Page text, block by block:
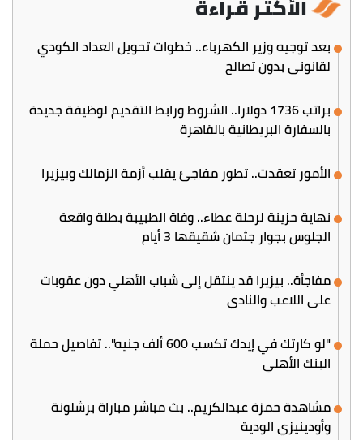
الأكثر قراءة
بعد توجيه وزير الكهرباء.. خطوات تحويل العداد الكودي
لقانوني بدون تصالح
براتب 1736 دولارا.. الشروط ورابط التقديم لوظيفة جديدة
بالسفارة البريطانية بالقاهرة
الأمور تعقدت.. تطور مفاجئ يقلب أزمة الزمالك وبيزيرا
نهاية حزينة لرحلة عطاء.. وفاة الطبيبة بطلة واقعة
الجلوس بجوار جثمان شقيقها 3 أيام
مفاجأة.. بيزيرا قد ينتقل إلى شباب الأهلي دون عقوبات
على اللاعب والنادي
"لو كارتك في إيدك تكسب 600 ألف جنيه".. تفاصيل حملة
البنك الأهلي
مشاهدة حمزة عبدالكريم.. بث مباشر مباراة برشلونة
وأودينيزي الودية